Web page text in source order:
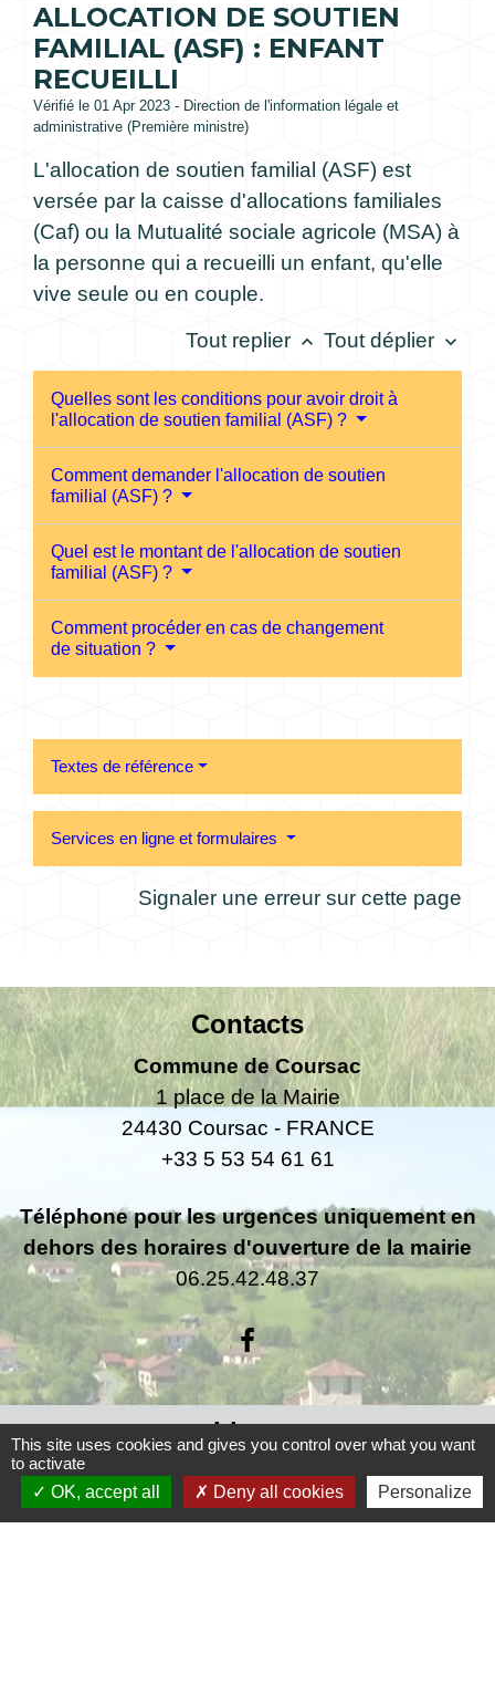
ALLOCATION DE SOUTIEN
FAMILIAL (ASF) : ENFANT
RECUEILLI
Vérifié le 01 Apr 2023 - Direction de l'information légale et
administrative (Première ministre)
L'allocation de soutien familial (ASF) est
versée par la caisse d'allocations familiales
(Caf) ou la Mutualité sociale agricole (MSA) à
la personne qui a recueilli un enfant, qu'elle
vive seule ou en couple.
Tout replier keyboard_arrow_up Tout déplier keyboard_arrow_down
Quelles sont les conditions pour avoir droit à
l'allocation de soutien familial (ASF) ?
Comment demander l'allocation de soutien
familial (ASF) ?
Quel est le montant de l'allocation de soutien
familial (ASF) ?
Comment procéder en cas de changement
de situation ?
Textes de référence
Services en ligne et formulaires
Signaler une erreur sur cette page
Contacts
Commune de Coursac
1 place de la Mairie
24430 Coursac - FRANCE
+33 5 53 54 61 61
Téléphone pour les urgences uniquement en
dehors des horaires d'ouverture de la mairie
06.25.42.48.37
Liens
Grand Périgueux
SMD3
This site uses cookies and gives you control over what you want
to activate
OK, accept all
Deny all cookies Personalize